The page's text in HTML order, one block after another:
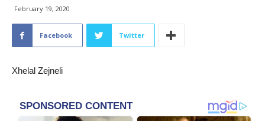
February 19, 2020
Facebook Twitter
Xhelal Zejneli